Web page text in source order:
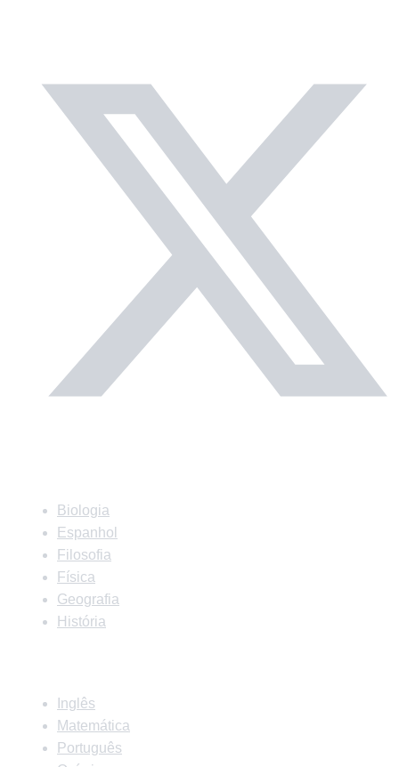
Biologia
Espanhol
Filosofia
Física
Geografia
História
Inglês
Matemática
Português